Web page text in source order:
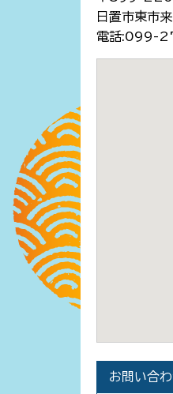
日置市東市
電話:099-
お問い合